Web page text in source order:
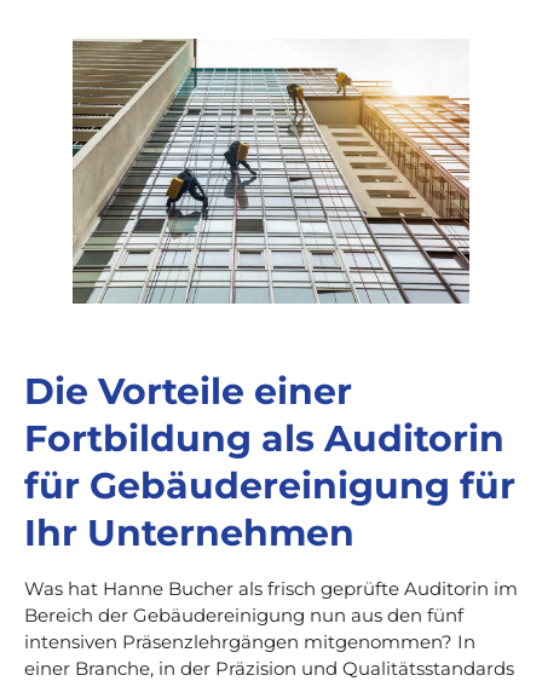
Die Vorteile einer
Fortbildung als Auditorin
für Gebäudereinigung für
Ihr Unternehmen
Was hat Hanne Bucher als frisch geprüfte Auditorin im
Bereich der Gebäudereinigung nun aus den fünf
intensiven Präsenzlehrgängen mitgenommen? In
einer Branche, in der Präzision und Qualitätsstandards